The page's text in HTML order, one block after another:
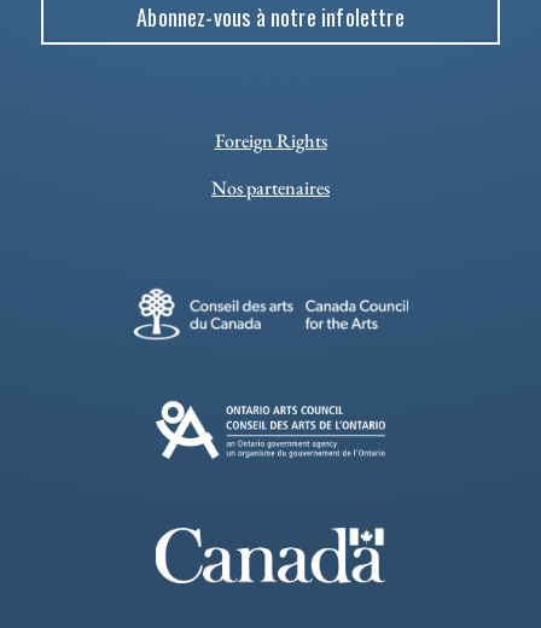
Abonnez-vous à notre infolettre
Foreign Rights
Nos partenaires